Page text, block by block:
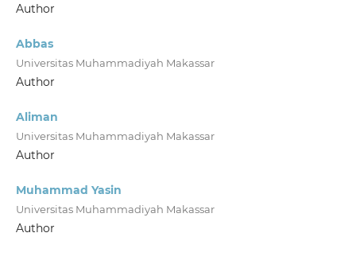
Author
Abbas
Universitas Muhammadiyah Makassar
Author
Aliman
Universitas Muhammadiyah Makassar
Author
Muhammad Yasin
Universitas Muhammadiyah Makassar
Author